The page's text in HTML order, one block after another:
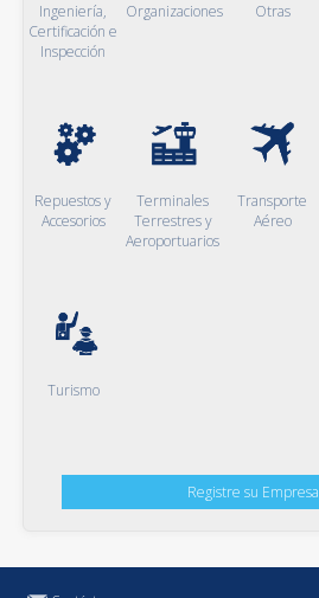
Ingeniería,
Certificación e
Inspección
Organizaciones Otras
Repuestos y
Accesorios
Terminales
Terrestres y
Aeroportuarios
Transporte
Aéreo
Turismo
Registre su Empresa